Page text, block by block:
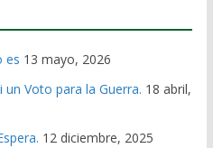
es 13 mayo, 2026
un Voto para la Guerra. 18 abril,
12 diciembre, 2025